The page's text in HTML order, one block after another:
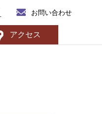
お問い合わせ
アクセス